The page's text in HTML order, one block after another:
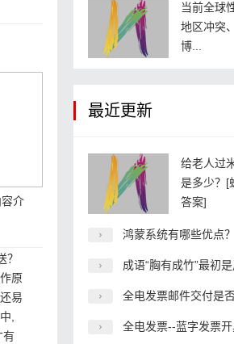
介
原
易
,
有
当前全球
地区冲突
博...
最近更新
给老人过
是多少？[
答案]
鸿蒙系统有哪些优点？
成语“胸有成竹”最初是用来形容?
全电发票邮件交付是否
全电发票--蓝字发票开